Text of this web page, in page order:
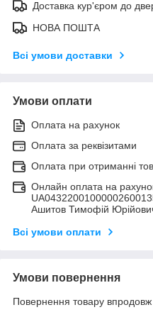
Доставка кур'єром до
НОВА ПОШТА
Всі умови доставки
Умови оплати
Оплата на рахунок
Оплата за реквізитами
Оплата при отриманні
Онлайн оплата на
Ашитов Тимофій
Всі умови оплати
Умови повернення
Повернення товару впродовж